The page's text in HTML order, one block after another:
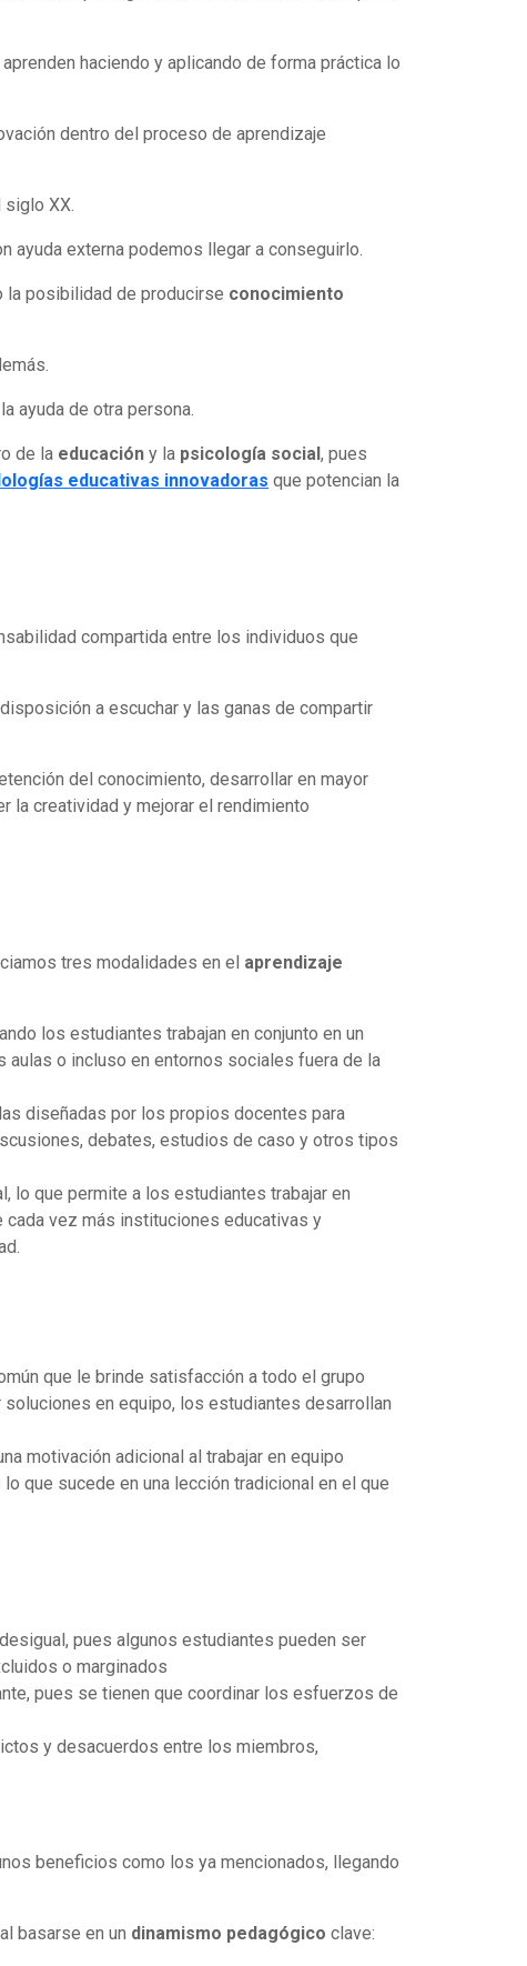
haciendo y aplicando de forma práctica lo
dentro del proceso de aprendizaje
XX.
ayuda externa podemos llegar a conseguirlo.
la posibilidad de producirse conocimiento
ayuda de otra persona.
de la educación y la psicología social , pues
educativas innovadoras que potencian la
compartida entre los individuos que
a escuchar y las ganas de compartir
del conocimiento, desarrollar en mayor
la creatividad y mejorar el rendimiento
tres modalidades en el aprendizaje
los estudiantes trabajan en conjunto en un
aulas o incluso en entornos sociales fuera de la
diseñadas por los propios docentes para
debates, estudios de caso y otros tipos
lo que permite a los estudiantes trabajar en
cada vez más instituciones educativas y
que le brinde satisfacción a todo el grupo
en equipo, los estudiantes desarrollan
motivación adicional al trabajar en equipo
que sucede en una lección tradicional en el que
pues algunos estudiantes pueden ser
o marginados
pues se tienen que coordinar los esfuerzos de
y desacuerdos entre los miembros,
beneficios como los ya mencionados, llegando
al basarse en un dinamismo pedagógico clave: